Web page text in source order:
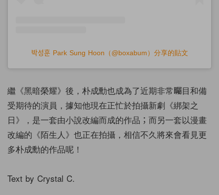
박성훈 Park Sung Hoon（@boxabum）分享的貼文
繼《黑暗榮耀》後，朴成勳也成為了近期非常矚目和備
受期待的演員，據知他現在正忙於拍攝新劇《綁架之
日》，是一套由小說改編而成的作品；而另一套以漫畫
改編的《陌生人》也正在拍攝，相信不久將來會看見更
多朴成勳的作品呢！
Text by Crystal C.